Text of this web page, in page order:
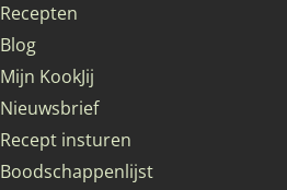
Recepten
Blog
Mijn KookJij
Nieuwsbrief
Recept insturen
Boodschappenlijst